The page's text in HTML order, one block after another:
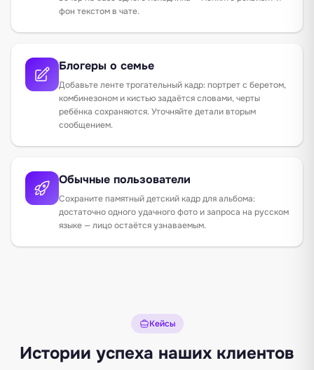
фон текстом в чате.
Блогеры о семье
Добавьте ленте трогательный кадр: портрет с беретом,
комбинезоном и кистью задаётся словами, черты
ребёнка сохраняются. Уточняйте детали вторым
сообщением.
Обычные пользователи
Сохраните памятный детский кадр для альбома:
достаточно одного удачного фото и запроса на русском
языке — лицо остаётся узнаваемым.
Кейсы
Истории успеха наших клиентов